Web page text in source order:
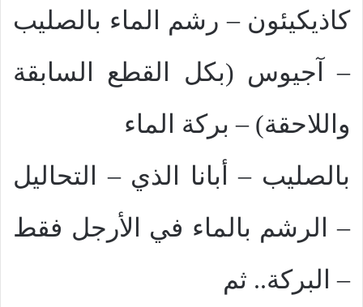
كاذيكيئون – رشم الماء بالصليب
– آجيوس (بكل القطع السابقة
واللاحقة) – بركة الماء
بالصليب – أبانا الذي – التحاليل
– الرشم بالماء في الأرجل فقط
– البركة.. ثم